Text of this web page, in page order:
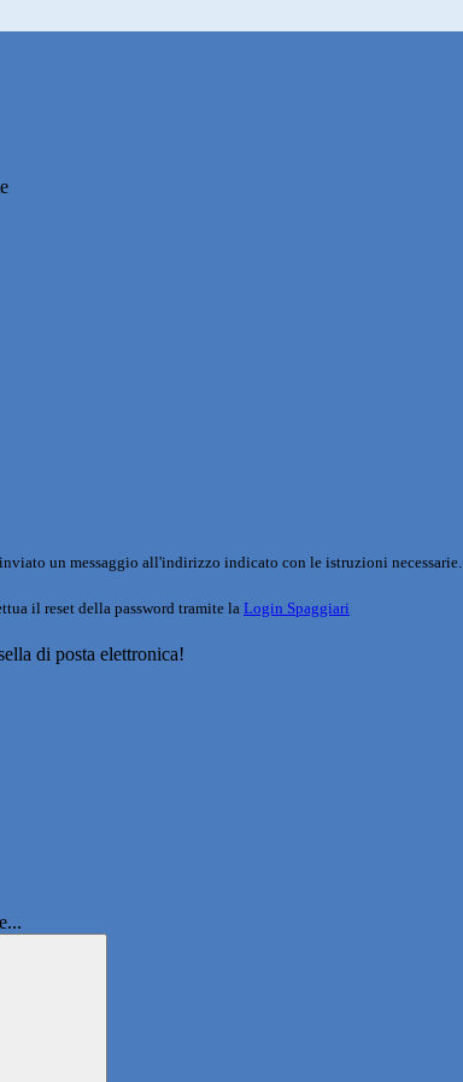
un messaggio all'indirizzo indicato con le istruzioni necessarie.
il reset della password tramite la Login Spaggiari
di posta elettronica!